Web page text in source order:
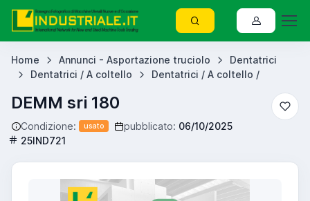
Home Annunci - Asportazione truciolo
Dentatrici
Dentatrici / A coltello
Dentatrici / A coltello /
DEMM sri 180
Condizione: usato pubblicato: 06/10/2025
25IND721